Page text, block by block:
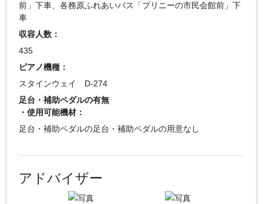
前」下車、各務原ふれあいバス「プリニーの市民会館前」下
車
収容人数：
435
ピアノ機種：
スタインウェイ D-274
足台・補助ペダルの有無
・使用可能機材：
足台・補助ペダルの足台・補助ペダルの用意なし
アドバイザー